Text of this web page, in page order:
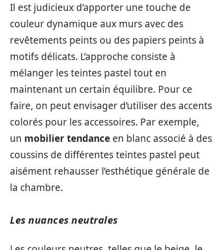
Il est judicieux d’apporter une touche de
couleur dynamique aux murs avec des
revêtements peints ou des papiers peints à
motifs délicats. L’approche consiste à
mélanger les teintes pastel tout en
maintenant un certain équilibre. Pour ce
faire, on peut envisager d’utiliser des accents
colorés pour les accessoires. Par exemple,
un mobilier tendance en blanc associé à des
coussins de différentes teintes pastel peut
aisément rehausser l’esthétique générale de
la chambre.
Les nuances neutrales